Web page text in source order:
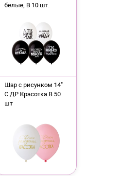
белые, B 10 шт.
Шар с рисунком 14"
С ДР Красотка B 50
шт